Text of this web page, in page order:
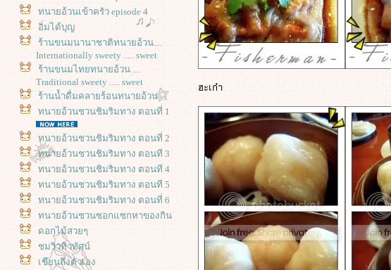
ทนายอ้วนเข้าครัว episode 4
อิ่มได้บุญ
ร้านขนมนานาชาติทนายอ้วน....
Internationally sweety ..... sweet
ร้านขนมไทยทนายอ้วน ....
Traditional sweety ..... sweet
ร้านน้ำดื่มคลายร้อนทนายอ้วน
ทนายอ้วนชวนชิมริมทาง ตอนที่ 1
ทนายอ้วนชวนชิมริมทาง ตอนที่ 2
ทนายอ้วนชวนชิมริมทาง ตอนที 3
ทนายอ้วนชวนชิมริมทาง ตอนที 4
ทนายอ้วนชวนชิมริมทาง ตอนที 5
ทนายอ้วนชวนชิมริมทาง ตอนที่ 6
ทนายอ้วนชวนซอกแซกหาของกิน
ดอกไม้สวยๆ
ชมวิวทิวทัศน์
เขียนถึงตัวเอง
ฮะเก๋า